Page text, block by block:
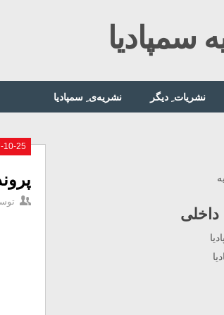
سمپادیا
نشریات ِ دیگر نشریه‌ی ِ سمپادیا
10-25
داخلی